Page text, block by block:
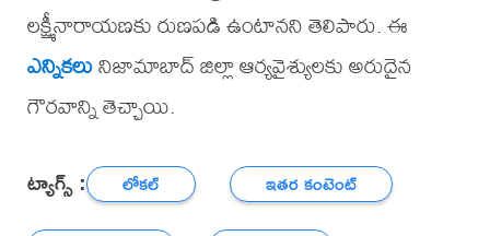
లక్ష్మీనారాయణకు రుణపడి ఉంటానని తెలిపారు. ఈ
ఎన్నికలునిజామాబాద్ జిల్లా ఆర్యవైశ్యులకు అరుదైన
గౌరవాన్ని తెచ్చాయి.
ట్యాగ్స్ : లోకల్
ఇతర కంటెంట్